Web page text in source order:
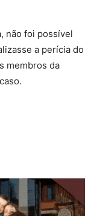
não foi possível
a perícia do
membros da